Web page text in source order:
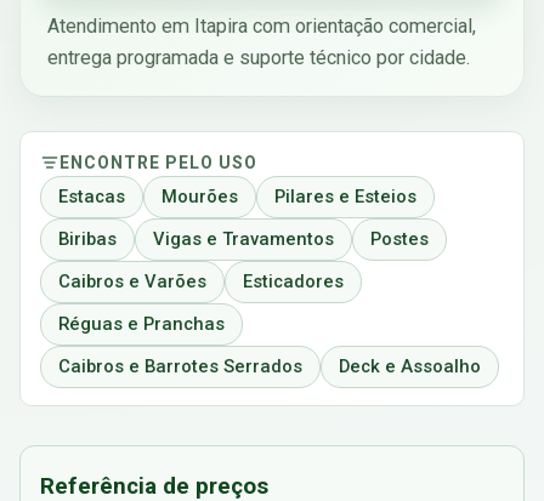
Atendimento em Itapira com orientação comercial,
entrega programada e suporte técnico por cidade.
ENCONTRE PELO USO
Estacas Mourões
Pilares e Esteios
Biribas
Vigas e Travamentos
Postes
Caibros e Varões
Esticadores
Réguas e Pranchas
Caibros e Barrotes Serrados
Deck e Assoalho
Referência de preços